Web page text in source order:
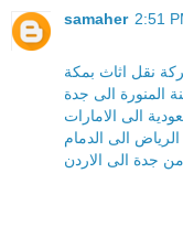
samaher 2:51
نقل اثاث بمكة
المنورة الى جدة
الى الامارات
الى الدمام
جدة الى الاردن